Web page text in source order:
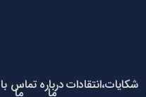
شکایات،انتقاداتدرباره
ما تماس با
ما